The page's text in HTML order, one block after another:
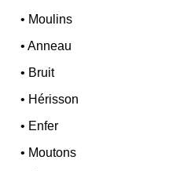
• Moulins
•Anneau
• Bruit
• Hérisson
• Enfer
• Moutons